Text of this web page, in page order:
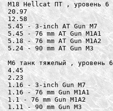
M18 Hellcat ПТ , уровень 6
20.97
12.58
5.45 - 3-inch AT Gun M7
5.45 - 76 mm AT Gun M1A1
5.18 - 76 mm AT Gun M1A2
5.24 - 90 mm AT Gun M3
M6 танк тяжелый , уровень 6
4.45
2.23
1.16 - 3-inch Gun M7
1.16 - 76 mm Gun M1A1
1.1 - 76 mm Gun M1A2
1.11 - 90 mm Gun M3